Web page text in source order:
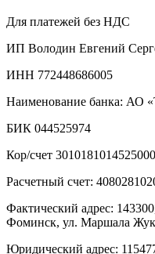
Для платежей без НДС
ИП Володин Евгений
ИНН 772448686005
Наименование банка: АО
БИК 044525974
Кор/счет
Расчетный счет:
Фактический адрес:
Фоминск, ул. Маршала
Юридический адрес: